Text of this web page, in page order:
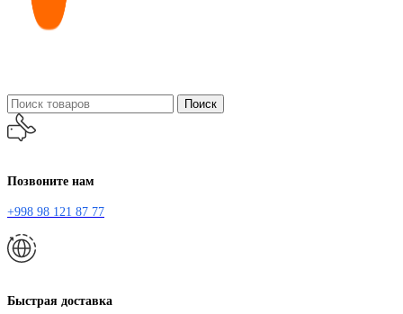
Поиск
Позвоните нам
+998 98 121 87 77
Быстрая доставка